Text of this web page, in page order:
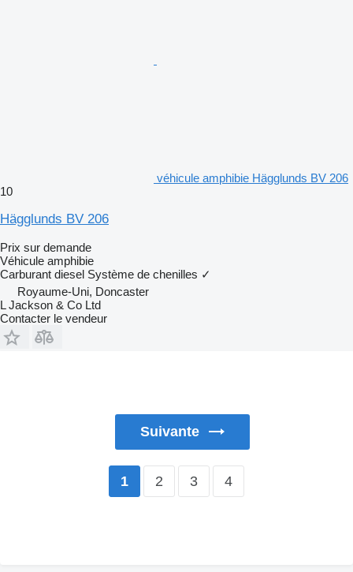
véhicule amphibie Hägglunds BV 206
10
Hägglunds BV 206
Prix sur demande
Véhicule amphibie
Carburant diesel Système de chenilles ✓
Royaume-Uni, Doncaster
L Jackson & Co Ltd
Contacter le vendeur
Suivante
1 2 3 4